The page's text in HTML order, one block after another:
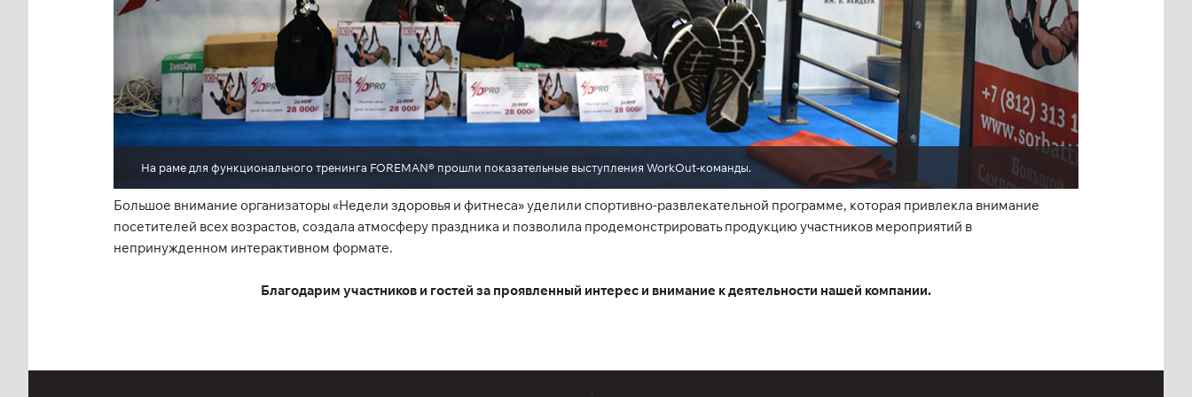
На раме для функционального тренинга FOREMAN® прошли показательные выступления WorkOut-команды.
Большое внимание организаторы «Недели здоровья и фитнеса» уделили спортивно-развлекательной программе, которая привлекла внимание
посетителей всех возрастов, создала атмосферу праздника и позволила продемонстрировать продукцию участников мероприятий в
непринужденном интерактивном формате.
Благодарим участников и гостей за проявленный интерес и внимание к деятельности нашей компании.